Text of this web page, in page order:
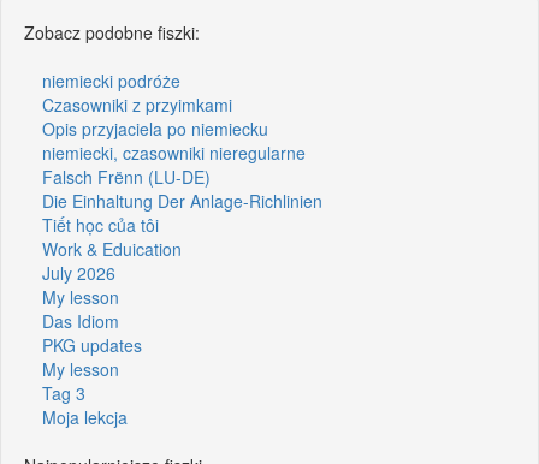
Zobacz podobne fiszki:
niemiecki podróże
Czasowniki z przyimkami
Opis przyjaciela po niemiecku
niemiecki, czasowniki nieregularne
Falsch Frënn (LU-DE)
Die Einhaltung Der Anlage-Richlinien
Tiết học của tôi
Work & Eduication
July 2026
My lesson
Das Idiom
PKG updates
My lesson
Tag 3
Moja lekcja